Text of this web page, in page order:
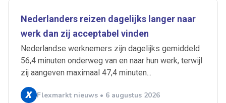
Nederlanders reizen dagelijks langer naar
werk dan zij acceptabel vinden
Nederlandse werknemers zijn dagelijks gemiddeld
56,4 minuten onderweg van en naar hun werk, terwijl
zij aangeven maximaal 47,4 minuten...
Flexmarkt nieuws • 6 augustus 2026